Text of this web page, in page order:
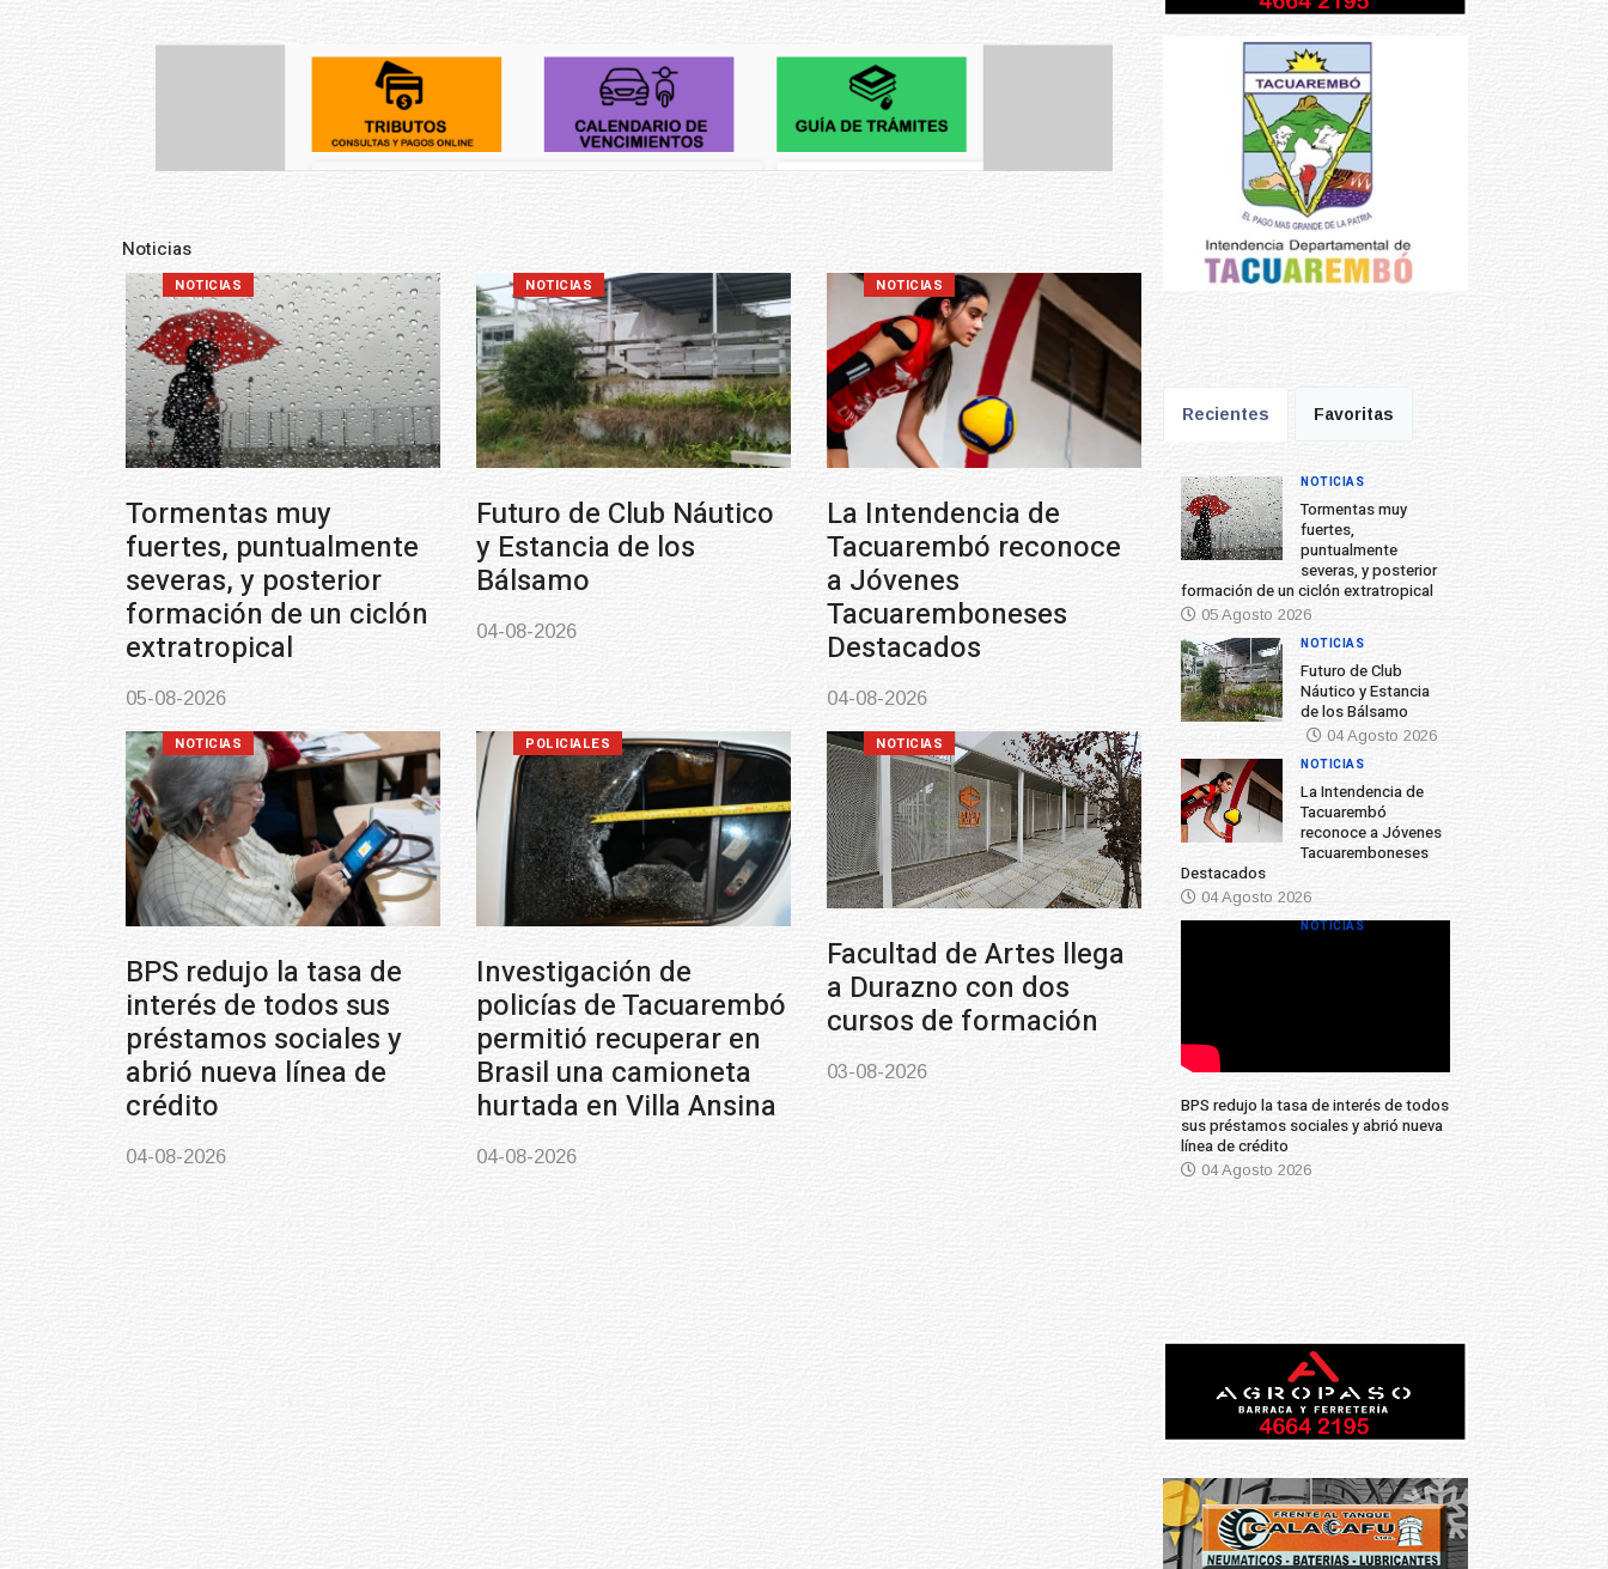
Noticias
Recientes Favoritas
Tormentas muy
fuertes,
puntualmente
severas, y posterior
formación de un ciclón extratropical
05 Agosto 2026
NOTICIAS
Futuro de Club
Náutico y Estancia
de los Bálsamo
04 Agosto 2026
NOTICIAS
La Intendencia de
Tacuarembó
reconoce a Jóvenes
Tacuaremboneses
Destacados
04 Agosto 2026
NOTICIAS
BPS redujo la tasa de interés de todos
sus préstamos sociales y abrió nueva
línea de crédito
04 Agosto 2026
NOTICIAS